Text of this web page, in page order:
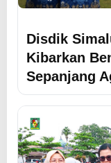
Disdik
Kibarkan
Sepanjang